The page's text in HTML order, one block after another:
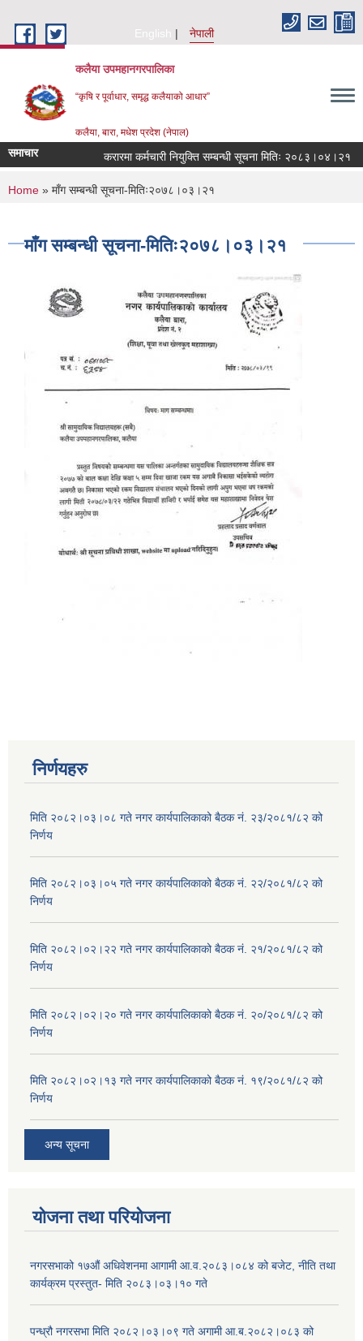
English
नेपाली
कलैया उपमहानगरपालिका
“कृषि र पूर्वाधार, समृद्ध कलैयाको आधार”
कलैया, बारा, मधेश प्रदेश (नेपाल)
समाचार करारमा कर्मचारी नियुक्ति सम्बन्धी सूचना मितिः २०८३।०४।२१
You are here
Home » माँग सम्बन्धी सूचना-मितिः२०७८।०३।२१
माँग सम्बन्धी सूचना-मितिः२०७८।०३।२१
निर्णयहरु
मिति २०८२।०३।०८ गते नगर कार्यपालिकाको बैठक नं. २३/२०८१/८२ को
निर्णय
मिति २०८२।०३।०५ गते नगर कार्यपालिकाको बैठक नं. २२/२०८१/८२ को
निर्णय
मिति २०८२।०२।२२ गते नगर कार्यपालिकाको बैठक नं. २१/२०८१/८२ को
निर्णय
मिति २०८२।०२।२० गते नगर कार्यपालिकाको बैठक नं. २०/२०८१/८२ को
निर्णय
मिति २०८२।०२।१३ गते नगर कार्यपालिकाको बैठक नं. १९/२०८१/८२ को
निर्णय
अन्य सूचना
योजना तथा परियोजना
नगरसभाको १७औं अधिवेशनमा आगामी आ.व.२०८३।०८४ को बजेट, नीति तथा
कार्यक्रम प्रस्तुत- मिति २०८३।०३।१० गते
पन्ध्रौ नगरसभा मिति २०८२।०३।०९ गते अगामी आ.ब.२०८२।०८३ को